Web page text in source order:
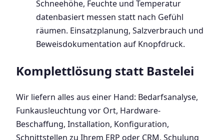
Schneehöhe, Feuchte und Temperatur
datenbasiert messen statt nach Gefühl
räumen. Einsatzplanung, Salzverbrauch und
Beweisdokumentation auf Knopfdruck.
Komplettlösung statt Bastelei
Wir liefern alles aus einer Hand: Bedarfsanalyse,
Funkausleuchtung vor Ort, Hardware-
Beschaffung, Installation, Konfiguration,
Schnittstellen zu Ihrem ERP oder CRM, Schulung